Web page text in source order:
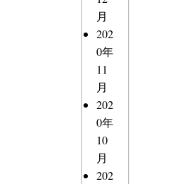
月
202
0年
11
月
202
0年
10
月
202